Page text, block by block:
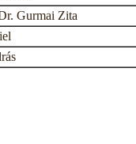
Gurmai Zita